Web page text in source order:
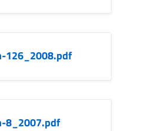
126_2008.pdf
8_2007.pdf